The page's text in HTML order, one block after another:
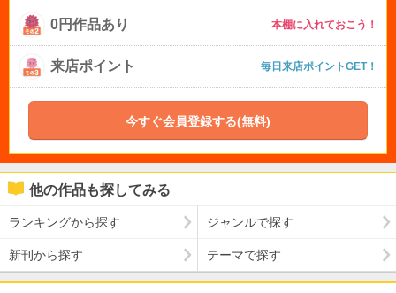
0円作品あり 本棚に入れておこう！
来店ポイント 毎日来店ポイントGET！
今すぐ会員登録する(無料)
他の作品も探してみる
ランキングから探す ジャンルで探す
新刊から探す テーマで探す